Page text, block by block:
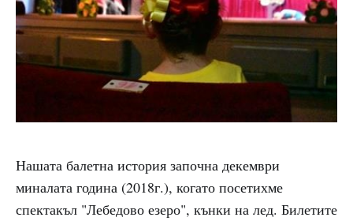
Нашата балетна история започна декември
миналата година (2018г.), когато посетихме
спектакъл "Лебедово езеро", кънки на лед. Билетите